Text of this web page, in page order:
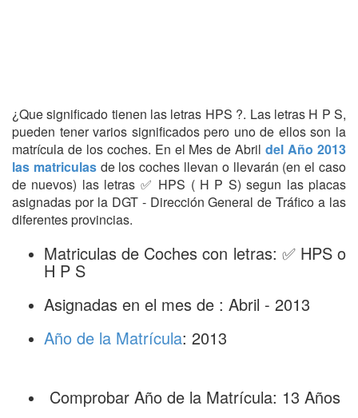
¿Que significado tienen las letras HPS ?. Las letras H P S,
pueden tener varios significados pero uno de ellos son la
matrícula de los coches. En el Mes de Abrildel Año 2013
las matriculas de los coches llevan o llevarán (en el caso
de nuevos) las letras ✅ HPS ( H P S) segun las placas
asignadas por la DGT - Dirección General de Tráfico a las
diferentes provincias.
Matriculas de Coches con letras: ✅ HPS o
H P S
Asignadas en el mes de : Abril - 2013
Año de la Matrícula: 2013
Comprobar Año de la Matrícula: 13 Años